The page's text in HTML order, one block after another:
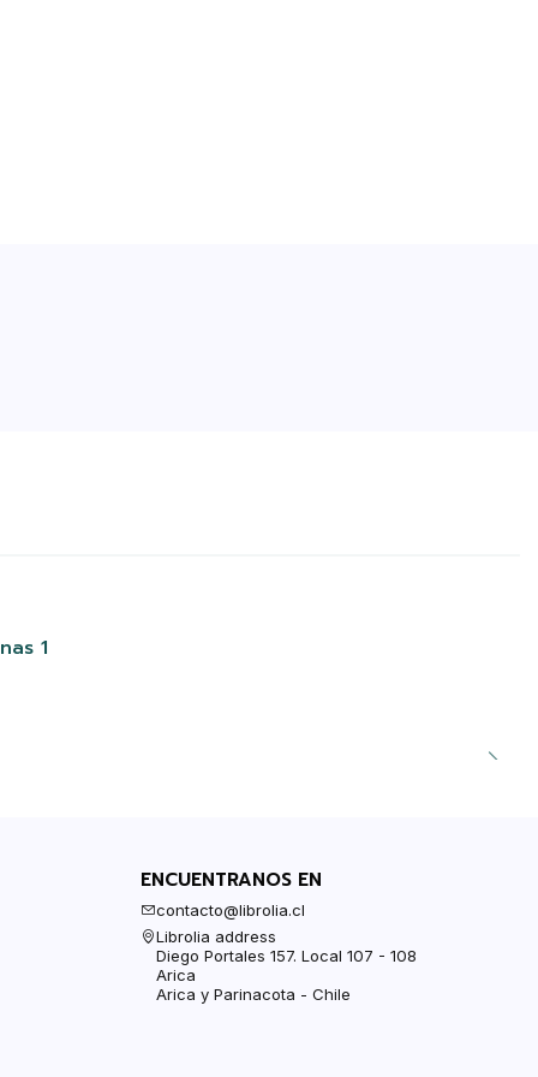
1
ENCUENTRANOS EN
contacto@librolia.cl
Librolia address
Diego Portales 157. Local 107 - 108
Arica
Arica y Parinacota - Chile